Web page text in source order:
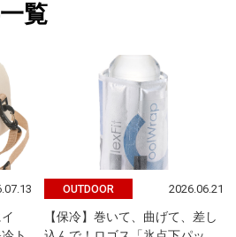
覧
OUTDOOR 2026.06.21
【保冷】巻いて、曲げて、差し